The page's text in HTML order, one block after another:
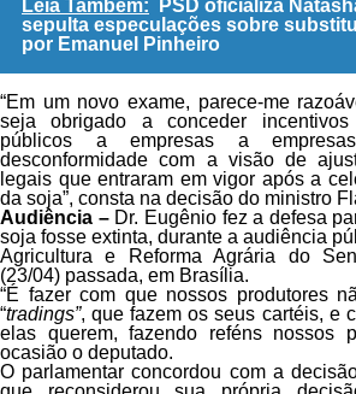
Leia Também:
PSD oficializa
sepulta especulações sobre
por Emanuel Pinheiro
“Em um novo exame, parece-me
seja obrigado a conceder
públicos a empresas a
desconformidade com a visão de
legais que entraram em vigor após a
da soja”, consta na decisão do ministro
Audiência – Dr. Eugênio fez a defesa
soja fosse extinta, durante a audiência
Agricultura e Reforma Agrária do
(23/04) passada, em Brasília.
“É fazer com que nossos produtores
“tradings”, que fazem os seus cartéis, e
elas querem, fazendo reféns nossos
ocasião o deputado.
O parlamentar concordou com a